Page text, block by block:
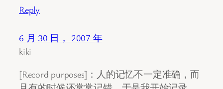
Reply
6 月 30 日， 2007 年
kiki
[Record purposes]：人的记忆不一定准确，而